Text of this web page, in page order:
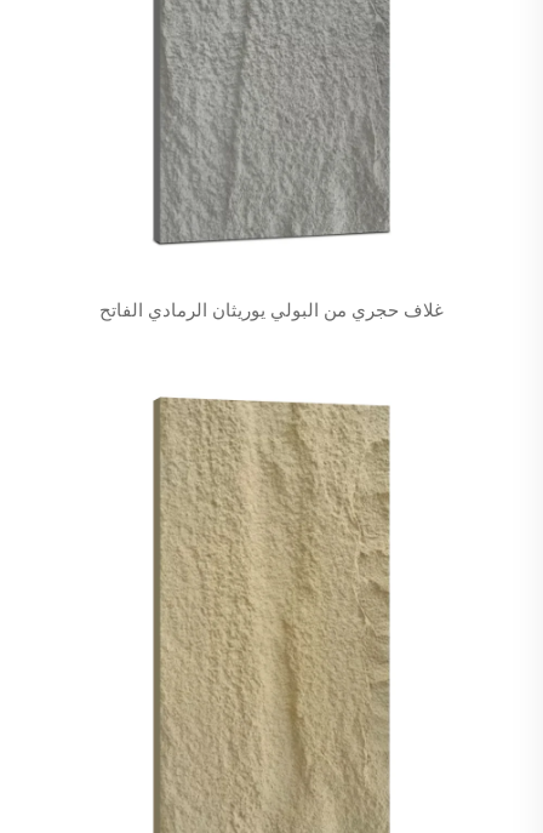
غلاف حجري من البولي يوريثان الرمادي الفاتح